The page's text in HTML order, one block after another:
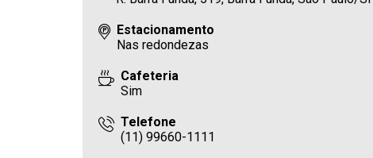
Estacionamento
Nas redondezas
Cafeteria
Sim
Telefone
(11) 99660-1111